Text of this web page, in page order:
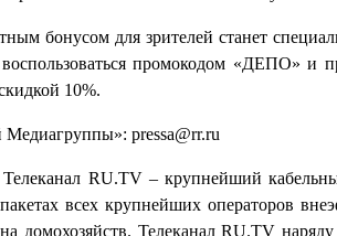
бонусом для зрителей станет
промокодом «ДЕПО» и
10%.
Медиагруппы»: pressa@rr.ru
RU.TV – крупнейший
всех крупнейших операторов
домохозяйств. Телеканал RU.TV